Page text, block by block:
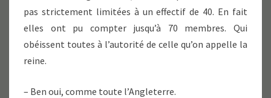
pas strictement limitées à un effectif de 40. En fait
elles ont pu compter jusqu’à 70 membres. Qui
obéissent toutes à l’autorité de celle qu’on appelle la
reine.
– Ben oui, comme toute l’Angleterre.